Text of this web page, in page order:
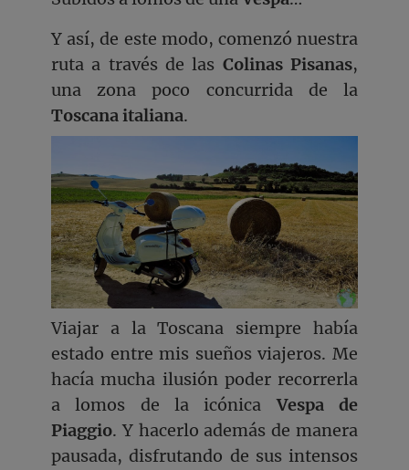
Y así, de este modo, comenzó nuestra
ruta a través de las Colinas Pisanas,
una zona poco concurrida de la
Toscana italiana.
Viajar a la Toscana siempre había
estado entre mis sueños viajeros. Me
hacía mucha ilusión poder recorrerla
a lomos de la icónicaVespa de
Piaggio. Y hacerlo además de manera
pausada, disfrutando de sus intensos